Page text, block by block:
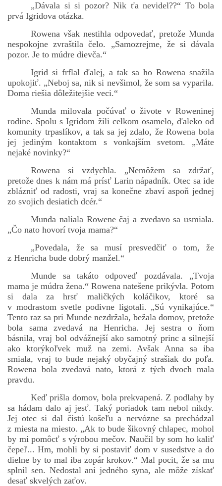
„Dávala si si pozor? Nik ťa nevidel??“ To bola
prvá Igridova otázka.
Rowena však nestihla odpovedať, pretože Munda
nespokojne zvraštila čelo. „Samozrejme, že si dávala
pozor. Je to múdre dievča.“
Igrid si frflal ďalej, a tak sa ho Rowena snažila
upokojiť. „Neboj sa, nik si nevšimol, že som sa vyparila.
Doma riešia dôležitejšie veci.“
Munda milovala počúvať o živote v Roweninej
rodine. Spolu s Igridom žili celkom osamelo, ďaleko od
komunity trpaslíkov, a tak sa jej zdalo, že Rowena bola
jej jediným kontaktom s vonkajším svetom. „Máte
nejaké novinky?“
Rowena si vzdychla. „Nemôžem sa zdržať,
pretože dnes k nám má prísť Larin nápadník. Otec sa ide
zblázniť od radosti, vraj sa konečne zbaví aspoň jednej
zo svojich desiatich dcér.“
Munda naliala Rowene čaj a zvedavo sa usmiala.
„Čo nato hovorí tvoja mama?“
„Povedala, že sa musí presvedčiť o tom, že
z Henricha bude dobrý manžel.“
Munde sa takáto odpoveď pozdávala. „Tvoja
mama je múdra žena.“ Rowena natešene prikývla. Potom
si dala za hrsť maličkých koláčikov, ktoré sa
v modrastom svetle podivne ligotali. „Sú vynikajúce.“
Tento raz sa pri Munde nezdržala, bežala domov, pretože
bola sama zvedavá na Henricha. Jej sestra o ňom
básnila, vraj bol odvážnejší ako samotný princ a silnejší
ako ktorýkoľvek muž na zemi. Avšak Anna sa iba
smiala, vraj to bude nejaký obyčajný strašiak do poľa.
Rowena bola zvedavá nato, ktorá z tých dvoch mala
pravdu.
Keď prišla domov, bola prekvapená. Z podlahy by
sa hádam dalo aj jesť. Taký poriadok tam nebol nikdy.
Jej otec si dal čistú košeľu a nervózne sa prechádzal
z miesta na miesto. „Ak to bude šikovný chlapec, mohol
by mi pomôcť s výrobou mečov. Naučil by som ho kaliť
čepeľ... Hm, mohli by si postaviť dom v susedstve a do
dielne by to mal iba zopár krokov.“ Mal pocit, že sa mu
splnil sen. Nedostal ani jedného syna, ale môže získať
desať skvelých zaťov.